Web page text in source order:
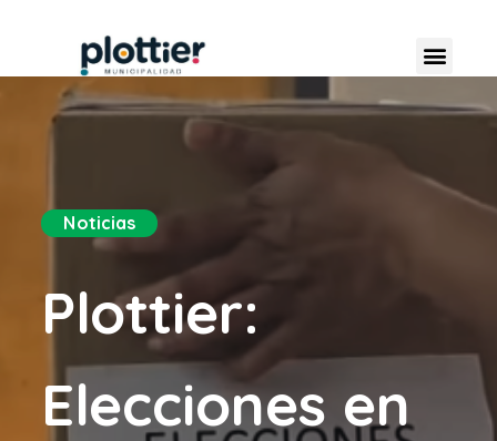
Noticias
Plottier:
Elecciones en